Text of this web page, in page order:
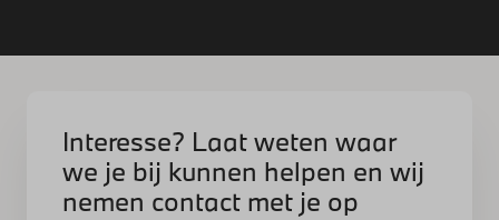
Interesse? Laat weten waar
we je bij kunnen helpen en wij
nemen contact met je op